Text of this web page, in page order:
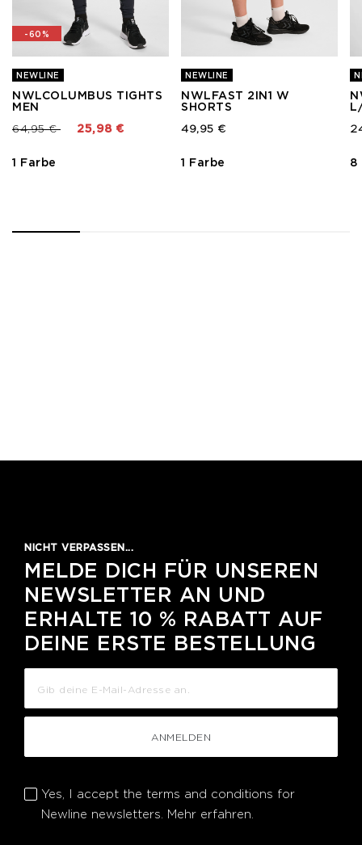
-60%
NEWLINE
NWLCOLUMBUS TIGHTS
MEN
Preis reduziert von
64,95 €bis 25,98 €
1 Farbe
NEWLINE
NWLFAST 2IN1 W
SHORTS
49,95 €
1 Farbe 8
NICHT VERPASSEN...
MELDE DICH FÜR UNSEREN
NEWSLETTER AN UND
ERHALTE 10 % RABATT AUF
DEINE ERSTE BESTELLUNG
ANMELDEN
Yes, I accept the terms and conditions for
Newline newsletters. Mehr erfahren.